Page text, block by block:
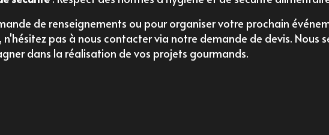
de renseignements ou pour organiser votre prochain
pas à nous contacter via notre demande de devis. Nous
dans la réalisation de vos projets gourmands.